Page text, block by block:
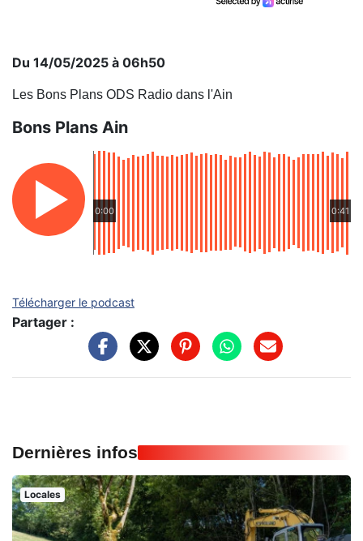
Du 14/05/2025 à 06h50
Les Bons Plans ODS Radio dans l'Ain
Bons Plans Ain
0:00 0:41
Télécharger le podcast
Partager :
Dernières infos
Locales